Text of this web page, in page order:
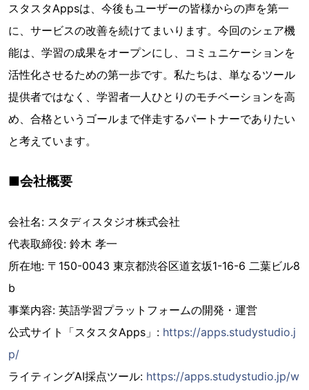
スタスタAppsは、今後もユーザーの皆様からの声を第一
に、サービスの改善を続けてまいります。今回のシェア機
能は、学習の成果をオープンにし、コミュニケーションを
活性化させるための第一歩です。私たちは、単なるツール
提供者ではなく、学習者一人ひとりのモチベーションを高
め、合格というゴールまで伴走するパートナーでありたい
と考えています。
■会社概要
会社名: スタディスタジオ株式会社
代表取締役: 鈴木 孝一
所在地: 〒150-0043 東京都渋谷区道玄坂1-16-6 二葉ビル8
b
事業内容: 英語学習プラットフォームの開発・運営
公式サイト「スタスタApps」: https://apps.studystudio.j
p/
ライティングAI採点ツール: https://apps.studystudio.jp/w